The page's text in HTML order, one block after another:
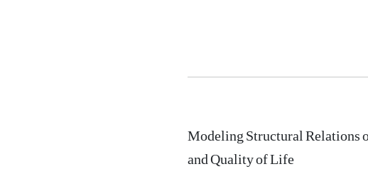
Modeling Structural Relations
and Quality of Life